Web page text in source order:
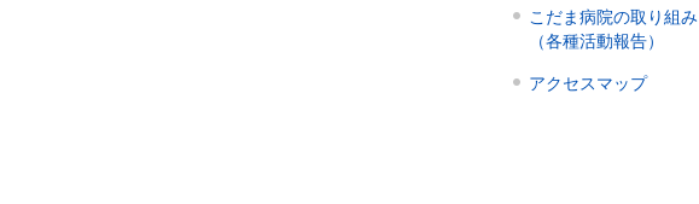
こだま病院の取り組み
（各種活動報告）
アクセスマップ